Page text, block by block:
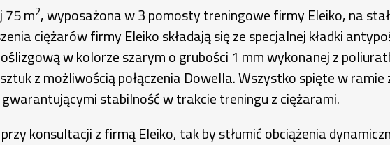
75 m2, wyposażona w 3 pomosty treningowe firmy Eleiko, na
ciężarów firmy Eleiko składają się ze specjalnej kładki
w kolorze szarym o grubości 1 mm wykonanej z
z możliwością połączenia Dowella. Wszystko spięte w
stabilność w trakcie treningu z ciężarami.
konsultacji z firmą Eleiko, tak by stłumić obciążenia